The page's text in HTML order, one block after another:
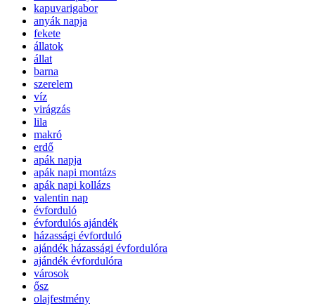
kapuvarigabor
anyák napja
fekete
állatok
állat
barna
szerelem
víz
virágzás
lila
makró
erdő
apák napja
apák napi montázs
apák napi kollázs
valentin nap
évforduló
évfordulós ajándék
házassági évforduló
ajándék házassági évfordulóra
ajándék évfordulóra
városok
ősz
olajfestmény